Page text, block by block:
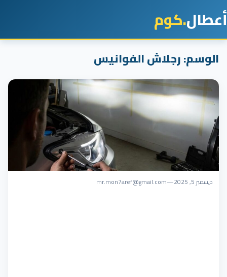
أعطال.كوم
الوسم:رجلاش الفوانيس
ديسمبر 5, 2025 —
mr.mon7aref@gmail.com